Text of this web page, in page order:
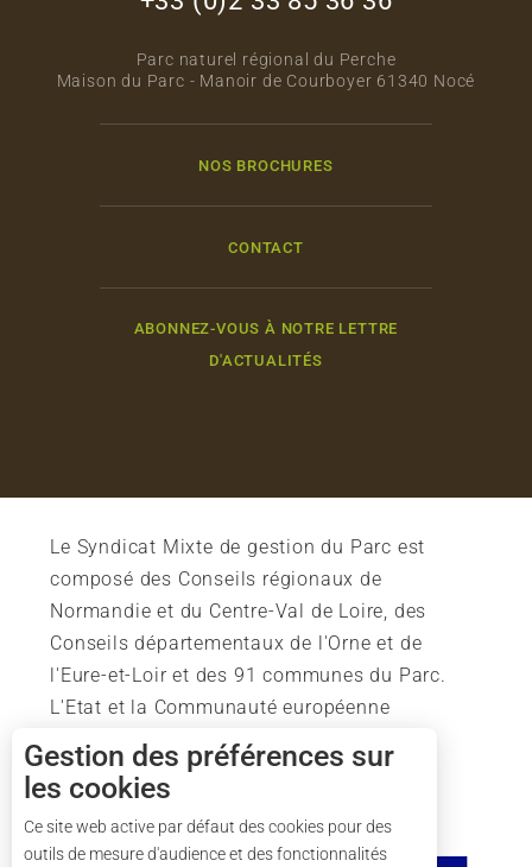
Description
Parc naturel régional du Perche
Maison du Parc - Manoir de Courboyer 61340 Nocé
NOS BROCHURES
CONTACT
ABONNEZ-VOUS À NOTRE LETTRE
D'ACTUALITÉS
Le Syndicat Mixte de gestion du Parc est
composé des Conseils régionaux de
Normandie et du Centre-Val de Loire, des
Conseils départementaux de l'Orne et de
l'Eure-et-Loir et des 91 communes du Parc.
L'Etat et la Communauté européenne
soutiennent également l'action du Parc.
Gestion des préférences sur
les cookies
Ce site web active par défaut des cookies pour des
outils de mesure d'audience et des fonctionnalités